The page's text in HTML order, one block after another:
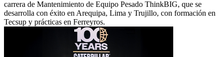
carrera de Mantenimiento de Equipo Pesado ThinkBIG, que se
desarrolla con éxito en Arequipa, Lima y Trujillo, con formación en
Tecsup y prácticas en Ferreyros.